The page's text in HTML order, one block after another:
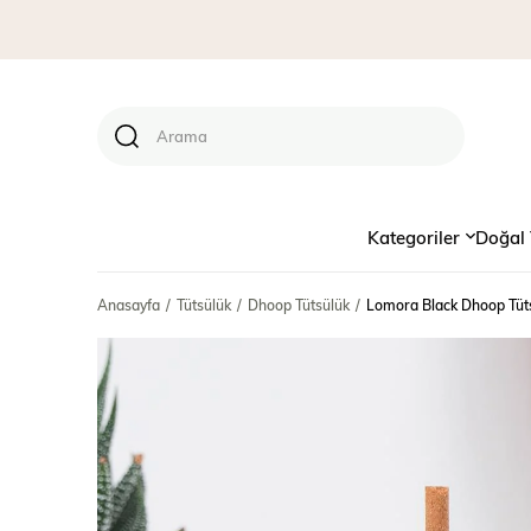
Kategoriler Doğal
Anasayfa Tütsülük Dhoop Tütsülük Lomora Black Dhoop